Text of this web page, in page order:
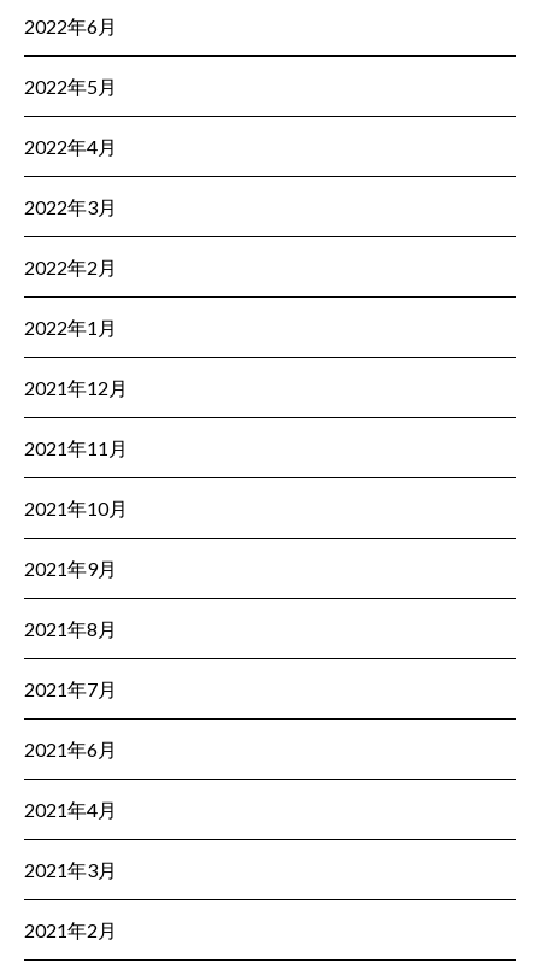
2022年6月
2022年5月
2022年4月
2022年3月
2022年2月
2022年1月
2021年12月
2021年11月
2021年10月
2021年9月
2021年8月
2021年7月
2021年6月
2021年4月
2021年3月
2021年2月